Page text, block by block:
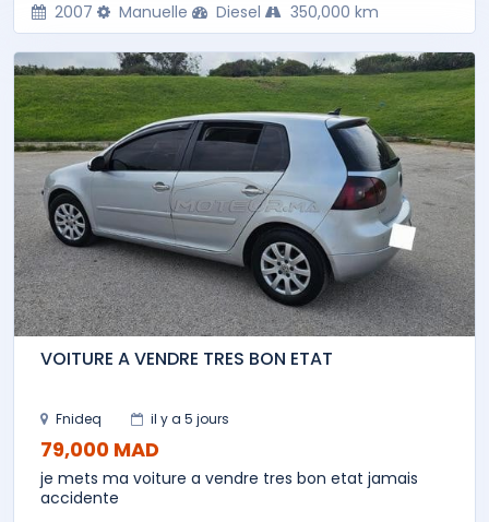
2007 Manuelle Diesel 350,000 km
VOITURE A VENDRE TRES BON ETAT
Fnideq il y a 5 jours
79,000 MAD
je mets ma voiture a vendre tres bon etat jamais
accidente